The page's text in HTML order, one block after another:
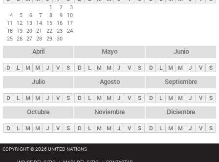
p
n
i
p
a
l
s
1
2
3
4
5 6 7 8 9
10
11
12 13 14 15 16
17
18 19 20 21 22 23 24
25 26 27 28 29 30
Abril
D L M M J V S
Mayo
D L M M J V S
Junio
D L M M J V S
Julio
D L M M J V S
Agosto
D L M M J V S
Septiembre
D L M M J V S
Octubre
D L M M J V S
Noviembre
D L M M J V S
Diciembre
D L M M J V S
COPYRIGHT © 2026 UNITED NATIONS